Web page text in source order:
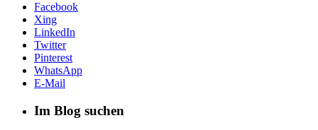
Facebook
Xing
LinkedIn
Twitter
Pinterest
WhatsApp
E-Mail
Im Blog suchen